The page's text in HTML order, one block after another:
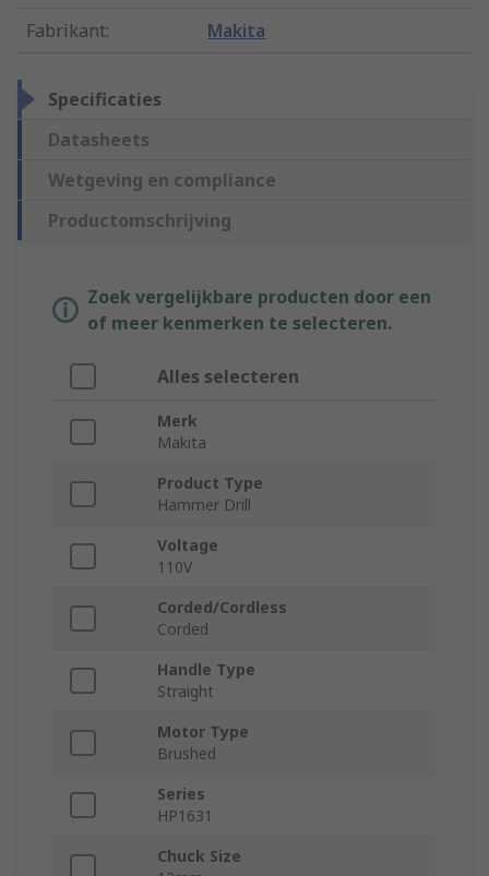
Fabrikant: Makita
Specificaties
Datasheets
Wetgeving en compliance
Productomschrijving
Zoek vergelijkbare producten door een
of meer kenmerken te selecteren.
Alles selecteren
Merk
Makita
Product Type
Hammer Drill
Voltage
110V
Corded/Cordless
Corded
Handle Type
Straight
Motor Type
Brushed
Series
HP1631
Chuck Size